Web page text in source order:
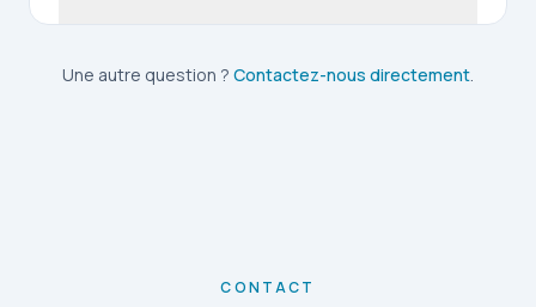
Une autre question ? Contactez-nous directement.
CONTACT